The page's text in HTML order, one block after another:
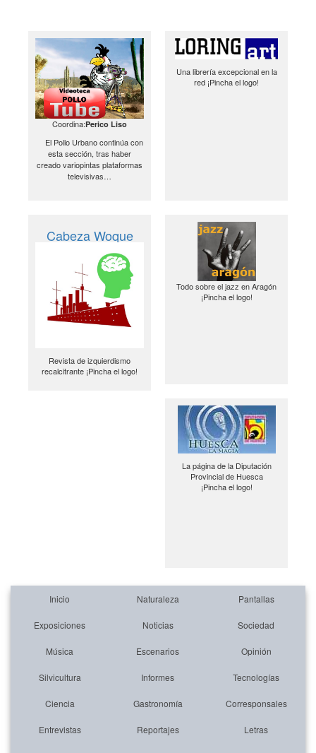
Coordina:Perico Liso
El Pollo Urbano continúa con
esta sección, tras haber
creado variopintas plataformas
televisivas…
Una librería excepcional en la
red ¡Pincha el logo!
Cabeza Woque
Revista de izquierdismo
recalcitrante ¡Pincha el logo!
Todo sobre el jazz en Aragón
¡Pincha el logo!
La página de la Diputación
Provincial de Huesca
¡Pincha el logo!
Inicio Naturaleza Pantallas
Exposiciones Noticias Sociedad
Música Escenarios Opinión
Silvicultura Informes Tecnologías
Ciencia Gastronomía Corresponsales
Entrevistas Reportajes Letras